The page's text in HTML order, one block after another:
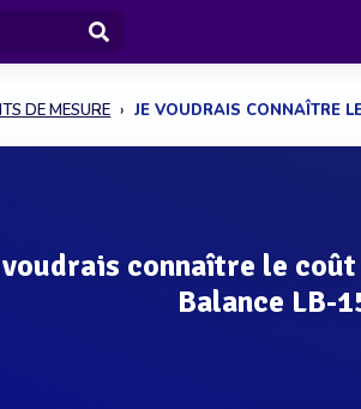
DE MESURE JE VOUDRAIS CONNAÎTRE
connaître le
Balance LB-